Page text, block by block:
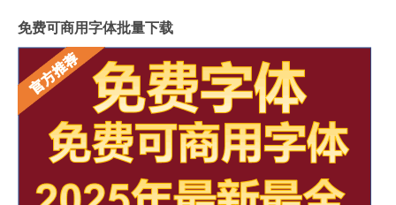
免费可商用字体批量下载